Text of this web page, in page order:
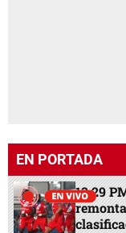
EN PORTADA
13:29